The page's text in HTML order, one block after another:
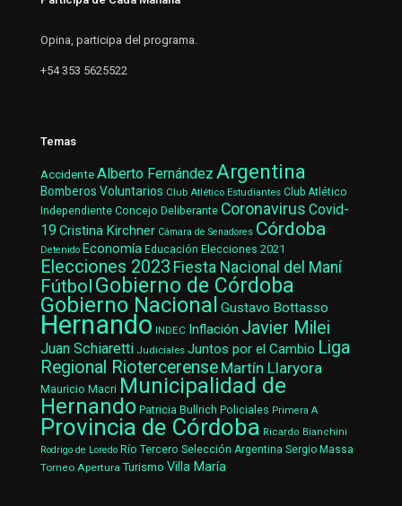
Opina, participa del programa.
+54 353 5625522
Temas
AccidenteAlberto Fernández Argentina
Bomberos Voluntarios Club Atlético Estudiantes Club Atlético
Independiente Concejo Deliberante Coronavirus Covid-
19 Cristina Kirchner Cámara de Senadores Córdoba
Detenido Economía Educación Elecciones 2021
Elecciones 2023 Fiesta Nacional del Maní
Fútbol Gobierno de Córdoba
Gobierno Nacional Gustavo Bottasso
Hernando INDEC Inflación Javier Milei
Juan Schiaretti Judiciales Juntos por el Cambio Liga
Regional Riotercerense Martín Llaryora
Mauricio Macri Municipalidad de
Hernando Patricia Bullrich Policiales Primera A
Provincia de Córdoba Ricardo Bianchini
Rodrigo de Loredo Río Tercero Selección Argentina Sergio Massa
Torneo Apertura Turismo Villa María